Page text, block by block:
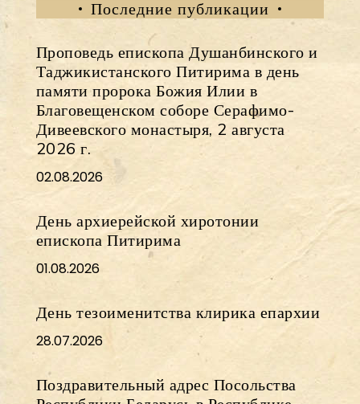
Последние публикации
Проповедь епископа Душанбинского и
Таджикистанского Питирима в день
памяти пророка Божия Илии в
Благовещенском соборе Серафимо-
Дивеевского монастыря, 2 августа
2026 г.
02.08.2026
День архиерейской хиротонии
епископа Питирима
01.08.2026
День тезоименитства клирика епархии
28.07.2026
Поздравительный адрес Посольства